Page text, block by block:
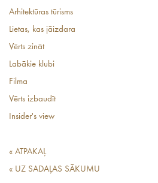
Arhitektūras tūrisms
Lietas, kas jāizdara
Vērts zināt
Labākie klubi
Filma
Vērts izbaudīt
Insider's view
« ATPAKAĻ
« UZ SADAĻAS SĀKUMU